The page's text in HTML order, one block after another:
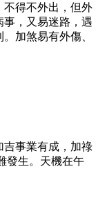
不得不外出，但外
事，又易迷路，遇
加煞易有外傷、
吉事業有成，加祿
發生。天機在午